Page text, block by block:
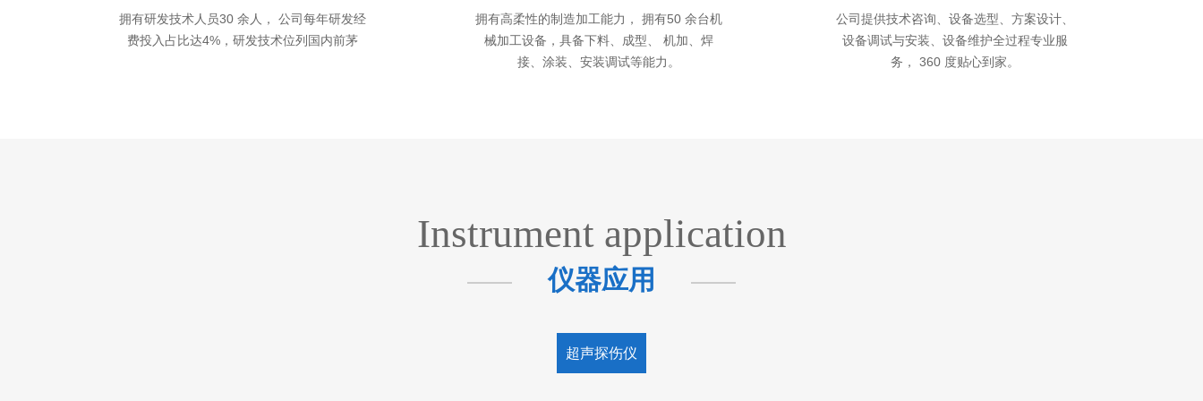
拥有研发技术人员30 余人， 公司每年研发经
费投入占比达4%，研发技术位列国内前茅
拥有高柔性的制造加工能力， 拥有50 余台机
械加工设备，具备下料、成型、 机加、焊
接、涂装、安装调试等能力。
公司提供技术咨询、设备选型、方案设计、
设备调试与安装、设备维护全过程专业服
务， 360 度贴心到家。
Instrument application
仪器应用
超声探伤仪